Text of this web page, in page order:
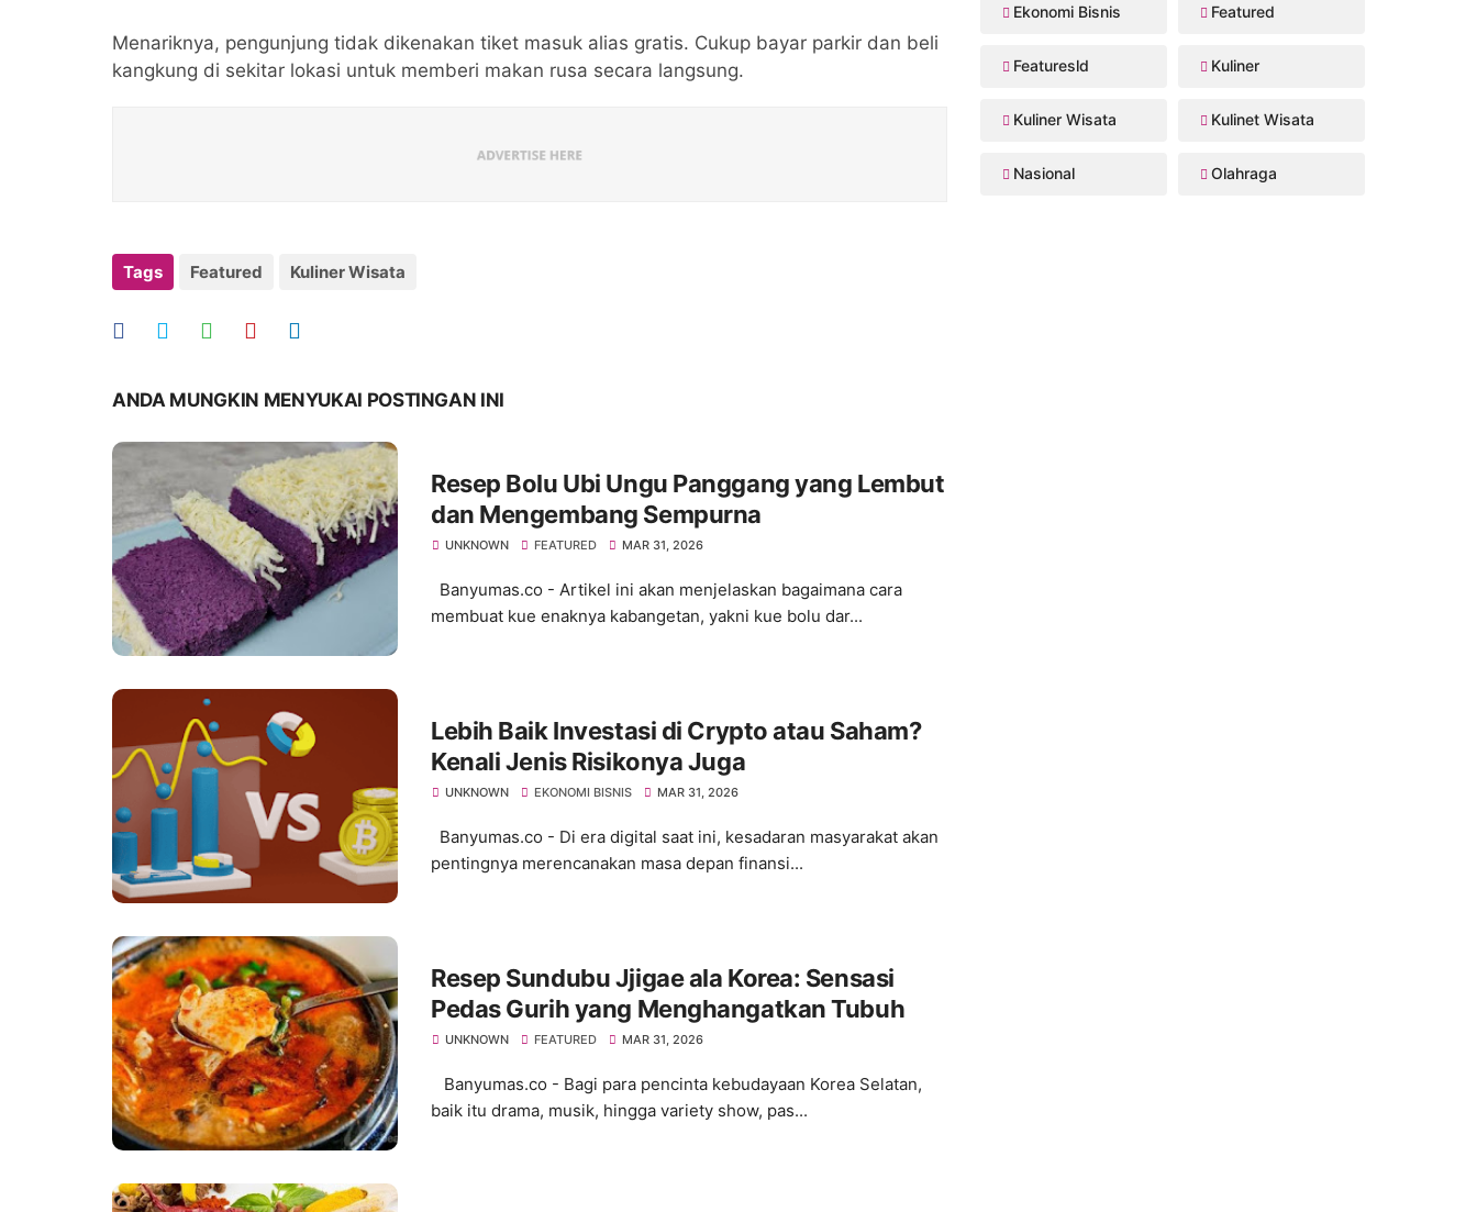
Menariknya, pengunjung tidak dikenakan tiket masuk alias gratis. Cukup bayar parkir dan beli
kangkung di sekitar lokasi untuk memberi makan rusa secara langsung.
Tags Featured Kuliner Wisata
ANDA MUNGKIN MENYUKAI POSTINGAN INI
Resep Bolu Ubi Ungu Panggang yang Lembut
dan Mengembang Sempurna
UNKNOWN FEATURED MAR 31, 2026
Banyumas.co - Artikel ini akan menjelaskan bagaimana cara
membuat kue enaknya kabangetan, yakni kue bolu dar...
Lebih Baik Investasi di Crypto atau Saham?
Kenali Jenis Risikonya Juga
UNKNOWN EKONOMI BISNIS MAR 31, 2026
Banyumas.co - ​Di era digital saat ini, kesadaran masyarakat akan
pentingnya merencanakan masa depan finansi...
Resep Sundubu Jjigae ala Korea: Sensasi
Pedas Gurih yang Menghangatkan Tubuh
UNKNOWN FEATURED MAR 31, 2026
Banyumas.co - ​Bagi para pencinta kebudayaan Korea Selatan,
baik itu drama, musik, hingga variety show, pas...
Ekonomi Bisnis Featured
Featuresld Kuliner
Kuliner Wisata Kulinet Wisata
Nasional Olahraga